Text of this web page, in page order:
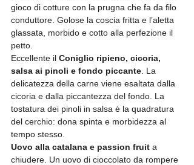
gioco di cotture con la prugna che fa da filo
conduttore. Golose la coscia fritta e l’aletta
glassata, morbido e cotto alla perfezione il
petto.
Eccellente il Coniglio ripieno, cicoria,
salsa ai pinoli e fondo piccante . La
delicatezza della carne viene esaltata dalla
cicoria e dalla piccantezza del fondo. La
tostatura dei pinoli in salsa è la quadratura
del cerchio: dona spinta e morbidezza al
tempo stesso.
Uovo alla catalana e passion fruit a
chiudere. Un uovo di cioccolato da rompere